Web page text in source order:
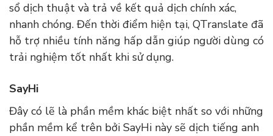
sổ dịch thuật và trả về kết quả dịch chính xác,
nhanh chóng. Đến thời điểm hiện tại, QTranslate đã
hỗ trợ nhiều tính năng hấp dẫn giúp người dùng có
trải nghiệm tốt nhất khi sử dụng.
SayHi
Đây có lẽ là phần mềm khác biệt nhất so với những
phần mềm kể trên bởi SayHi này sẽ dịch tiếng anh